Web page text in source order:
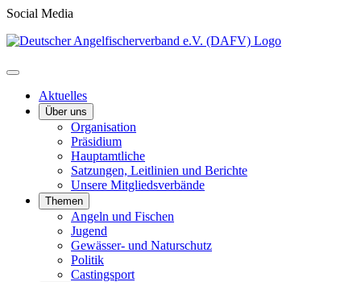
Social Media
Aktuelles
Über uns
Organisation
Präsidium
Hauptamtliche
Satzungen, Leitlinien und Berichte
Unsere Mitgliedsverbände
Themen
Angeln und Fischen
Jugend
Gewässer- und Naturschutz
Politik
Castingsport